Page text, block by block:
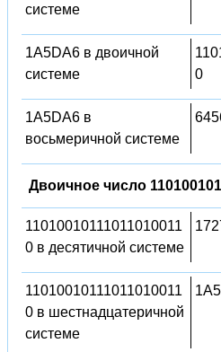
системе
1A5DA6 в двоичной
системе
0
1A5DA6 в
восьмеричной системе
Двоичное число
11010010111011010011
0 в десятичной системе
11010010111011010011
0 в шестнадцатеричной
системе